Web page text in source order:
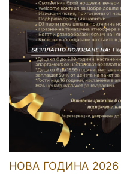
НОВА ГОДИНА